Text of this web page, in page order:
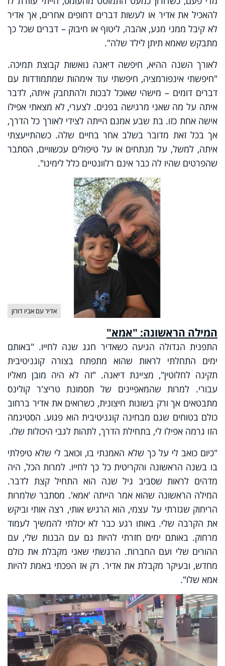
להאכיל את אדיר או לעשות דברים דחופים אחרים, אך אדיר
לא קיבל ממני מגע, אהבה, ליטוף או חיבוק – דברים שכל כך
מתבקש שאמא תיתן לילד שלה".
לאורך השנה ההיא, חיפשה דיאנה נואשות קבוצת תמיכה.
"חיפשתי אינפורמציה, חיפשתי עוד אימהות שמתמודדות עם
דברים דומים – מישהי שאוכל לבכות ולהתחבק איתה, לדבר
איתה על מה שאני מרגישה בפנים. לצערי, לא מצאתי אפילו
אישה אחת כזו. בת שבע אמנם הייתה לצידי לאורך כל הדרך,
אך בכל זאת מדובר בשלב אחר בחיים שלה. כשהתייעצתי
איתה, למשל, על מנתחים או על טיפולים עכשוויים, הסתבר
שהפרטים שהיו לה כבר אינם רלוונטיים כלל לימינו".
אדיר עם אביו דורון
המילה הראשונה: "אמא"
התפנית הגדולה הגיעה כשאדיר חגג שנה לחייו. "באותם
ימים התחלתי לראות שהוא מתפתח בצורה קוגניטיבית
תקינה לחלוטין", מציינת דיאנה. "זה לא היה מובן מאליו
עבורי. למרות שהמאפיינים של תסמונת טריצ'ר קולינס
מתבטאים אך ורק בשונות חיצונית, כשרואים את אדיר ברחוב
כולם בטוחים שגם מבחינה קוגניטיבית הוא פגוע. הסטיגמה
הזו גרמה אפילו לי, בתחילת הדרך, לתהות לגבי היכולות שלו.
"כיום כואב לי על כך שלא האמנתי בו, וכואב לי שלא טיפלתי
בו בשנה הראשונה והקריטית כל כך לחייו. למרות הכל, היה
מדהים לראות שסביב גיל שנה הוא התחיל קצת לדבר.
המילה הראשונה שהוא אמר הייתה 'אמא'. מסתבר שלמרות
הריחוק שגזרתי על עצמי, הוא הרגיש אותי, רצה אותי וביקש
את הקרבה שלי. באותו רגע כבר לא יכולתי להמשיך לעמוד
מרחוק. באותם ימים חזרתי להיות גם עם הבנות שלי, עם
ההורים שלי ועם החברות. הרגשתי שאני מקבלת את כולם
מחדש, ובעיקר מקבלת את אדיר. רק אז הפכתי באמת להיות
אמא שלו".